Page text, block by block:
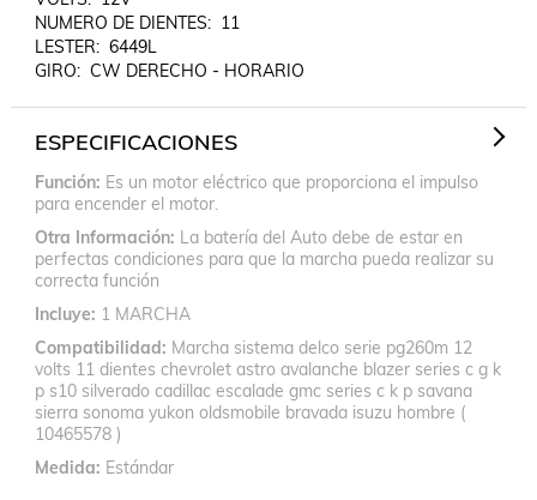
NUMERO DE DIENTES:  11
LESTER:  6449L
GIRO:  CW DERECHO - HORARIO
ESPECIFICACIONES
Función Es un motor eléctrico que proporciona el impulso
para encender el motor.
Otra Información La batería del Auto debe de estar en
perfectas condiciones para que la marcha pueda realizar su
correcta función
Incluye
1 MARCHA
Compatibilidad Marcha sistema delco serie pg260m 12
volts 11 dientes chevrolet astro avalanche blazer series c g k
p s10 silverado cadillac escalade gmc series c k p savana
sierra sonoma yukon oldsmobile bravada isuzu hombre (
10465578 )
Medida Estándar